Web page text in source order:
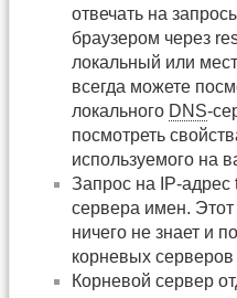
отвечать на
браузером через
локальный или
всегда можете
локального DNS-
посмотреть
используемого на
Запрос на IP-адрес
сервера имен.
ничего не знает и
корневых серверов
Корневой сервер